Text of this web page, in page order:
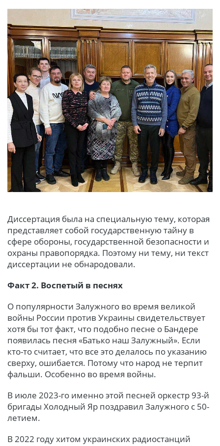
Диссертация была на специальную тему, которая
представляет собой государственную тайну в
сфере обороны, государственной безопасности и
охраны правопорядка. Поэтому ни тему, ни текст
диссертации не обнародовали.
Факт 2. Воспетый в песнях
О популярности Залужного во время великой
войны России против Украины свидетельствует
хотя бы тот факт, что подобно песне о Бандере
появилась песня «Батько наш Залужный». Если
кто-то считает, что все это делалось по указанию
сверху, ошибается. Потому что народ не терпит
фальши. Особенно во время войны.
В июле 2023-го именно этой песней оркестр 93-й
бригады Холодный Яр поздравил Залужного с 50-
летием.
В 2022 году хитом украинских радиостанций